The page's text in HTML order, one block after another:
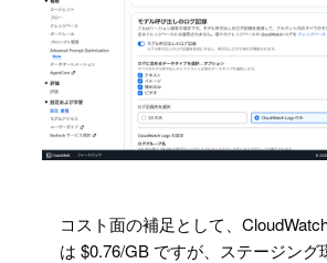
コスト面の補足として、
は $0.76/GB ですが、ステージン